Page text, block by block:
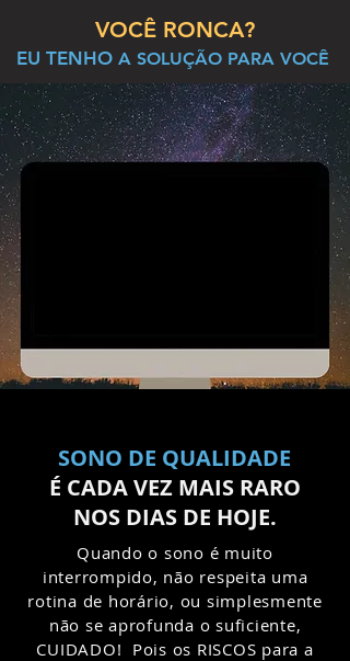
VOCÊ RONCA?
EU TENHOASOLUÇÃO PARA VOCÊ
SONO DE QUALIDADE
É CADA VEZ MAIS RARO
NOS DIAS DE HOJE.
Quando o sono é muito
interrompido, não respeita uma
rotina de horário, ou simplesmente
não se aprofunda o suficiente,
CUIDADO! Pois os RISCOS para a